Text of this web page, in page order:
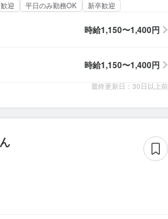
迎 平日のみ勤務OK 新卒歓迎
時給1,150〜1,400円
時給1,150〜1,400円
最終更新日：30日以上前